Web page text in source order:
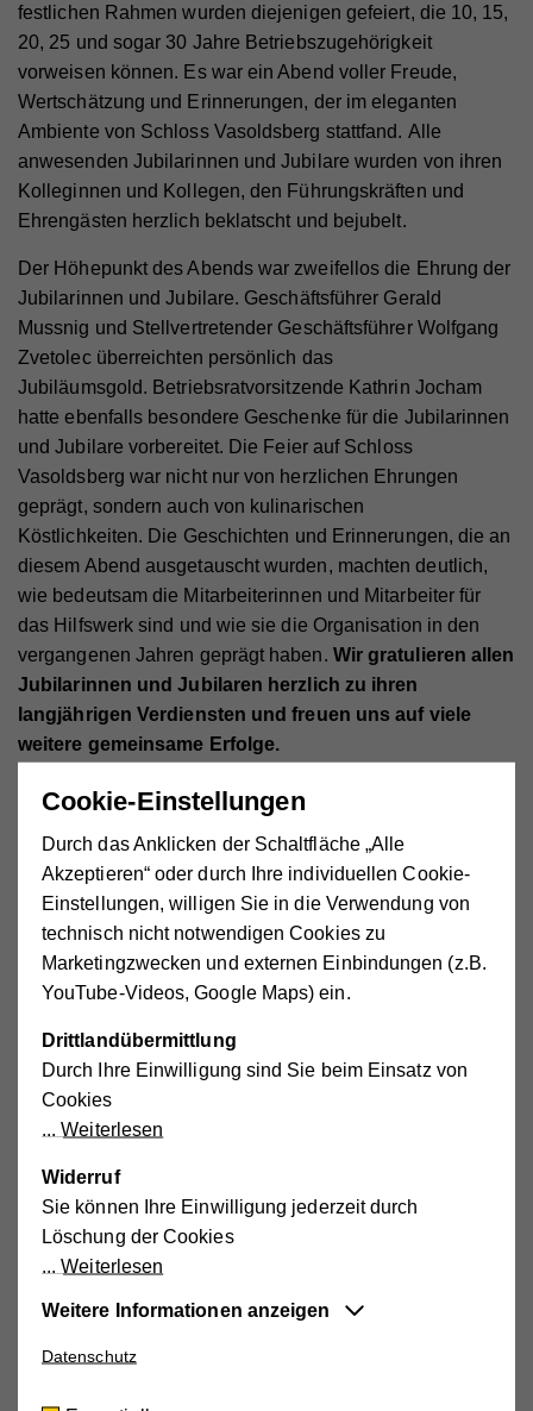
festlichen Rahmen wurden diejenigen gefeiert, die 10, 15,
20, 25 und sogar 30 Jahre Betriebszugehörigkeit
vorweisen können. Es war ein Abend voller Freude,
Wertschätzung und Erinnerungen, der im eleganten
Ambiente von Schloss Vasoldsberg stattfand. Alle
anwesenden Jubilarinnen und Jubilare wurden von ihren
Kolleginnen und Kollegen, den Führungskräften und
Ehrengästen herzlich beklatscht und bejubelt.
Der Höhepunkt des Abends war zweifellos die Ehrung der
Jubilarinnen und Jubilare. Geschäftsführer Gerald
Mussnig und Stellvertretender Geschäftsführer Wolfgang
Zvetolec überreichten persönlich das
Jubiläumsgold. Betriebsratvorsitzende Kathrin Jocham
hatte ebenfalls besondere Geschenke für die Jubilarinnen
und Jubilare vorbereitet. Die Feier auf Schloss
Vasoldsberg war nicht nur von herzlichen Ehrungen
geprägt, sondern auch von kulinarischen
Köstlichkeiten. Die Geschichten und Erinnerungen, die an
diesem Abend ausgetauscht wurden, machten deutlich,
wie bedeutsam die Mitarbeiterinnen und Mitarbeiter für
das Hilfswerk sind und wie sie die Organisation in den
vergangenen Jahren geprägt haben. Wir gratulieren allen
Jubilarinnen und Jubilaren herzlich zu ihren
langjährigen Verdiensten und freuen uns auf viele
weitere gemeinsame Erfolge.
Cookie-Einstellungen
Durch das Anklicken der Schaltfläche „Alle
Akzeptieren“ oder durch Ihre individuellen Cookie-
Einstellungen, willigen Sie in die Verwendung von
technisch nicht notwendigen Cookies zu
Marketingzwecken und externen Einbindungen (z.B.
YouTube-Videos, Google Maps) ein.
Drittlandübermittlung
Durch Ihre Einwilligung sind Sie beim Einsatz von
Cookies
Weiterlesen
Widerruf
Sie können Ihre Einwilligung jederzeit durch
Löschung der Cookies
Weiterlesen
Essentiell
Weitere Informationen anzeigen
Datenschutz